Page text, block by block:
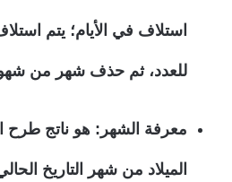
للعدد، ثم حذف شهر من
معرفة الشهر: هو ناتج طرح
الميلاد من شهر التاريخ